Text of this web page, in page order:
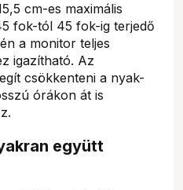
cm-es maximális
fok-tól 45 fok-ig terjedő
a monitor teljes
igazítható. Az
csökkenteni a nyak-
órákon át is
együtt